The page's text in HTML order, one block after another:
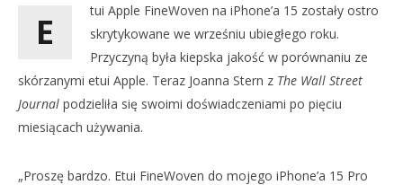
E
tui Apple FineWoven na iPhone’a 15 zostały ostro
skrytykowane we wrześniu ubiegłego roku.
Przyczyną była kiepska jakość w porównaniu ze
skórzanymi etui Apple. Teraz Joanna Stern z The Wall Street
Journal podzieliła się swoimi doświadczeniami po pięciu
miesiącach używania.
„Proszę bardzo. Etui FineWoven do mojego iPhone’a 15 Pro